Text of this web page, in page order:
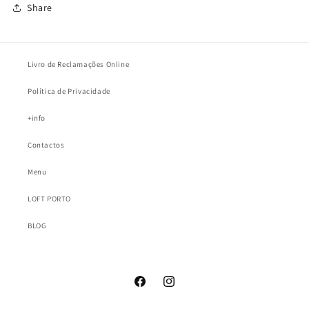
Share
Livro de Reclamações Online
Política de Privacidade
+info
Contactos
Menu
LOFT PORTO
BLOG
FacebookInstagram